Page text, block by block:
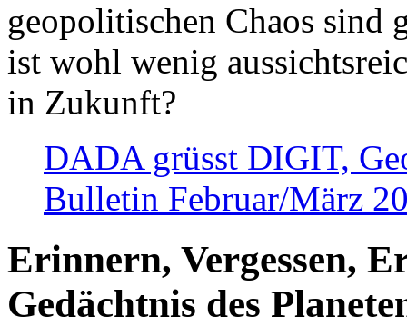
geopolitischen Chaos sind
ist wohl wenig
in Zukunft?
DADA grüsst DIGIT,
Bulletin Februar/März
Erinnern, Vergessen,
Gedächtnis des